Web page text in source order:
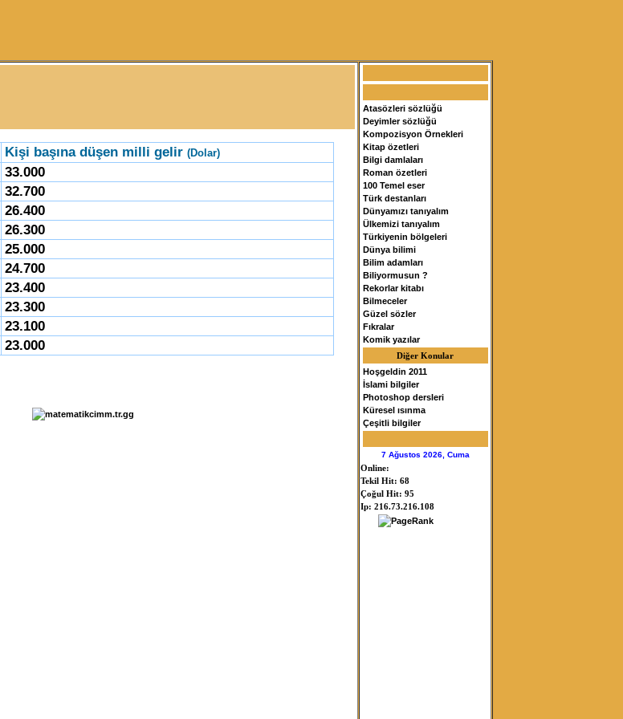
Kişi başına düşen milli gelir (Dolar)
33.000
32.700
26.400
26.300
25.000
24.700
23.400
23.300
23.100
23.000
Atasözleri sözlüğü
Deyimler sözlüğü
Kompozisyon Örnekleri
Kitap özetleri
Bilgi damlaları
Roman özetleri
100 Temel eser
Türk destanları
Dünyamızı tanıyalım
Ülkemizi tanıyalım
Türkiyenin bölgeleri
Dünya bilimi
Bilim adamları
Biliyormusun ?
Rekorlar kitabı
Bilmeceler
Güzel sözler
Fıkralar
Komik yazılar
Diğer Konular
Hoşgeldin 2011
İslami bilgiler
Photoshop dersleri
Küresel ısınma
Çeşitli bilgiler
7 Ağustos 2026, Cuma
Online:
Tekil Hit: 68
Çoğul Hit: 95
Ip: 216.73.216.108